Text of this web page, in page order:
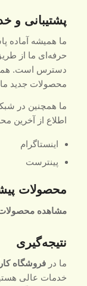
پشتیبانی و
ما همیشه آماده
حرفه‌ای ما از
دسترس است.
محصولات جدید
ما همچنین در
اطلاع از آخرین
اینستاگرام
پینترست
محصولات
مشاهده
نتیجه‌گیری
ما در فروشگاه
خدمات عالی